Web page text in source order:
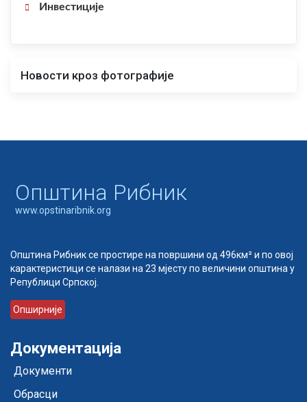
Инвестиције
Новости кроз фотографије
Oпштина Рибник
www.opstinaribnik.org
Општина Рибник се простире на површини од 496км² и по овој
карактеристици се налази на 23 мјесту по величини општина у
Републици Српској.
Опширније
Документација
Документи
Обрасци